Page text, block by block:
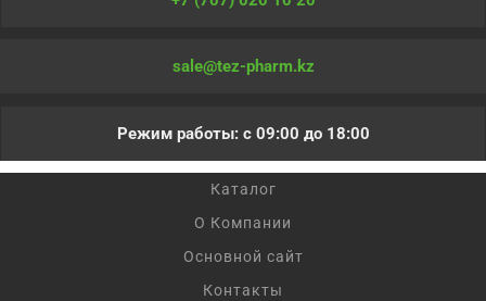
sale@tez-pharm.kz
Режим работы: с 09:00 до 18:00
Каталог
О Компании
Основной сайт
Контакты